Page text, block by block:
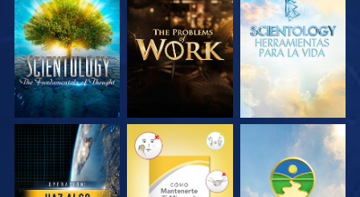
EXPLORA LAS
SERIES
EXPLORA LAS
SERIES
EXPLORA LAS
SERIES
VE VE VE